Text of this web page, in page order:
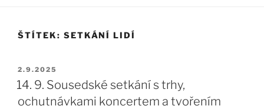
ŠTÍTEK: SETKÁNÍ LIDÍ
PUBLIKOVÁNO
2.9.2025
14. 9. Sousedské setkání s trhy,
ochutnávkami koncertem a tvořením